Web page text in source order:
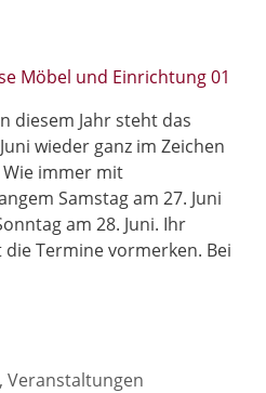
diesem Jahr steht das
wieder ganz im Zeichen
immer mit
Samstag am 27. Juni
am 28. Juni. Ihr
Termine vormerken. Bei
, Veranstaltungen